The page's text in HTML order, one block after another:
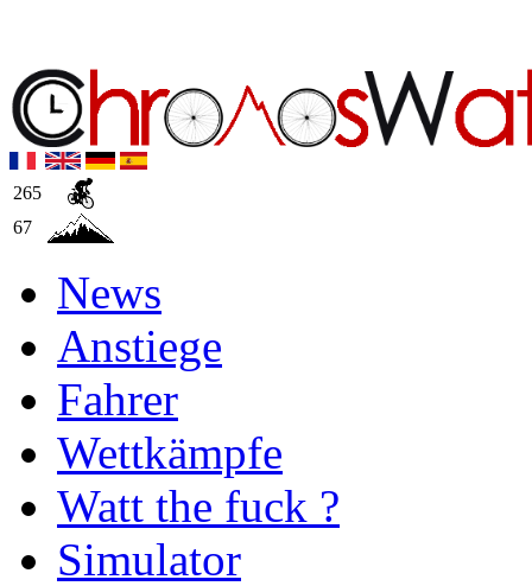
265
67
News
Anstiege
Fahrer
Wettkämpfe
Watt the fuck ?
Simulator